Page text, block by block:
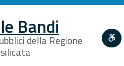
Bandi
della Regione